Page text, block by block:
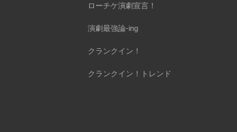
ローチケ演劇宣言！
演劇最強論-ing
クランクイン！
クランクイン！トレンド